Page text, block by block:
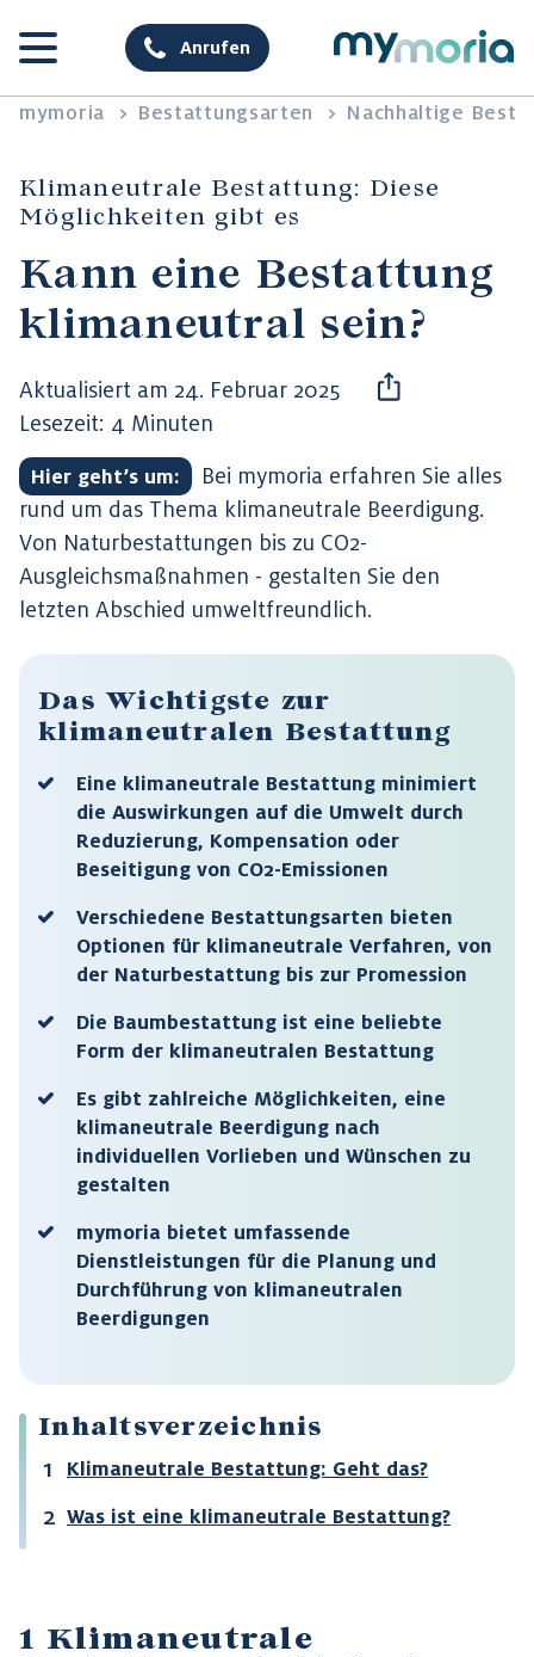
Anrufen
mymoria > Bestattungsarten > Nachhaltige
Klimaneutrale Bestattung: Diese
Möglichkeiten gibt es
Kann eine Bestattung
klimaneutral sein?
Aktualisiert am 24. Februar 2025
Lesezeit: 4 Minuten
Hier geht’s um:
Bei mymoria erfahren Sie alles
rund um das Thema klimaneutrale Beerdigung.
Von Naturbestattungen bis zu CO2-
Ausgleichsmaßnahmen - gestalten Sie den
letzten Abschied umweltfreundlich.
Das Wichtigste zur
klimaneutralen Bestattung
Eine klimaneutrale Bestattung minimiert
die Auswirkungen auf die Umwelt durch
Reduzierung, Kompensation oder
Beseitigung von CO2-Emissionen
Verschiedene Bestattungsarten bieten
Optionen für klimaneutrale Verfahren, von
der Naturbestattung bis zur Promession
Die Baumbestattung ist eine beliebte
Form der klimaneutralen Bestattung
Es gibt zahlreiche Möglichkeiten, eine
klimaneutrale Beerdigung nach
individuellen Vorlieben und Wünschen zu
gestalten
mymoria bietet umfassende
Dienstleistungen für die Planung und
Durchführung von klimaneutralen
Beerdigungen
Inhaltsverzeichnis
Klimaneutrale Bestattung: Geht das?
Was ist eine klimaneutrale Bestattung?
Klimaneutrale